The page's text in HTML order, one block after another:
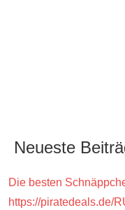
Neueste
Die besten
https://piratedeals.de/